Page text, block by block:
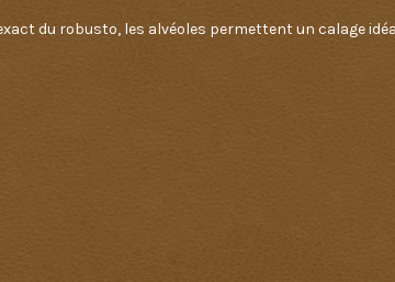
du robusto, les alvéoles permettent un calage